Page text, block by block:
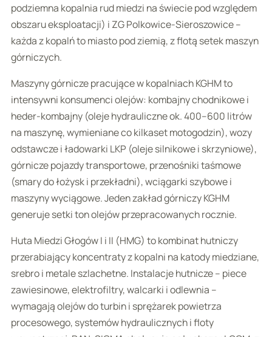
podziemna kopalnia rud miedzi na świecie pod względem
obszaru eksploatacji) i ZG Polkowice-Sieroszowice –
każda z kopalń to miasto pod ziemią, z flotą setek maszyn
górniczych.
Maszyny górnicze pracujące w kopalniach KGHM to
intensywni konsumenci olejów: kombajny chodnikowe i
heder-kombajny (oleje hydrauliczne ok. 400–600 litrów
na maszynę, wymieniane co kilkaset motogodzin), wozy
odstawcze i ładowarki LKP (oleje silnikowe i skrzyniowe),
górnicze pojazdy transportowe, przenośniki taśmowe
(smary do łożysk i przekładni), wciągarki szybowe i
maszyny wyciągowe. Jeden zakład górniczy KGHM
generuje setki ton olejów przepracowanych rocznie.
Huta Miedzi Głogów I i II (HMG) to kombinat hutniczy
przerabiający koncentraty z kopalni na katody miedziane,
srebro i metale szlachetne. Instalacje hutnicze – piece
zawiesinowe, elektrofiltry, walcarki i odlewnia –
wymagają olejów do turbin i sprężarek powietrza
procesowego, systemów hydraulicznych i floty